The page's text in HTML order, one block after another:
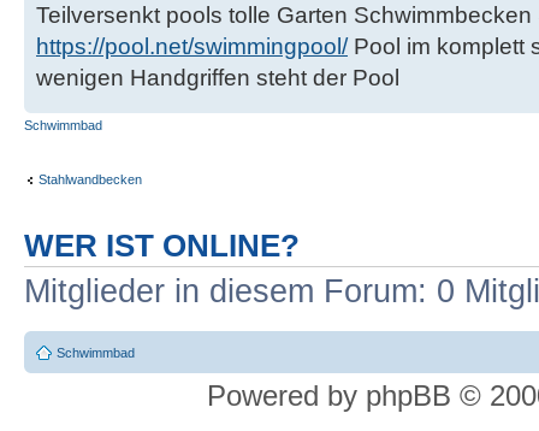
Teilversenkt pools tolle Garten
https://pool.net/swimmingpool/Pool im komplett
wenigen Handgriffen steht der Pool
Schwimmbad
Stahlwandbecken
WER IST ONLINE?
Mitglieder in diesem Forum: 0
Schwimmbad
Powered by phpBB ©